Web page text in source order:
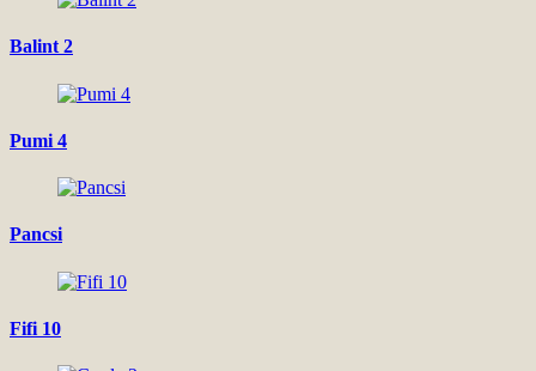
Balint 2
Pumi 4
Pancsi
Fifi 10